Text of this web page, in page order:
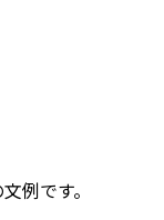
例です。